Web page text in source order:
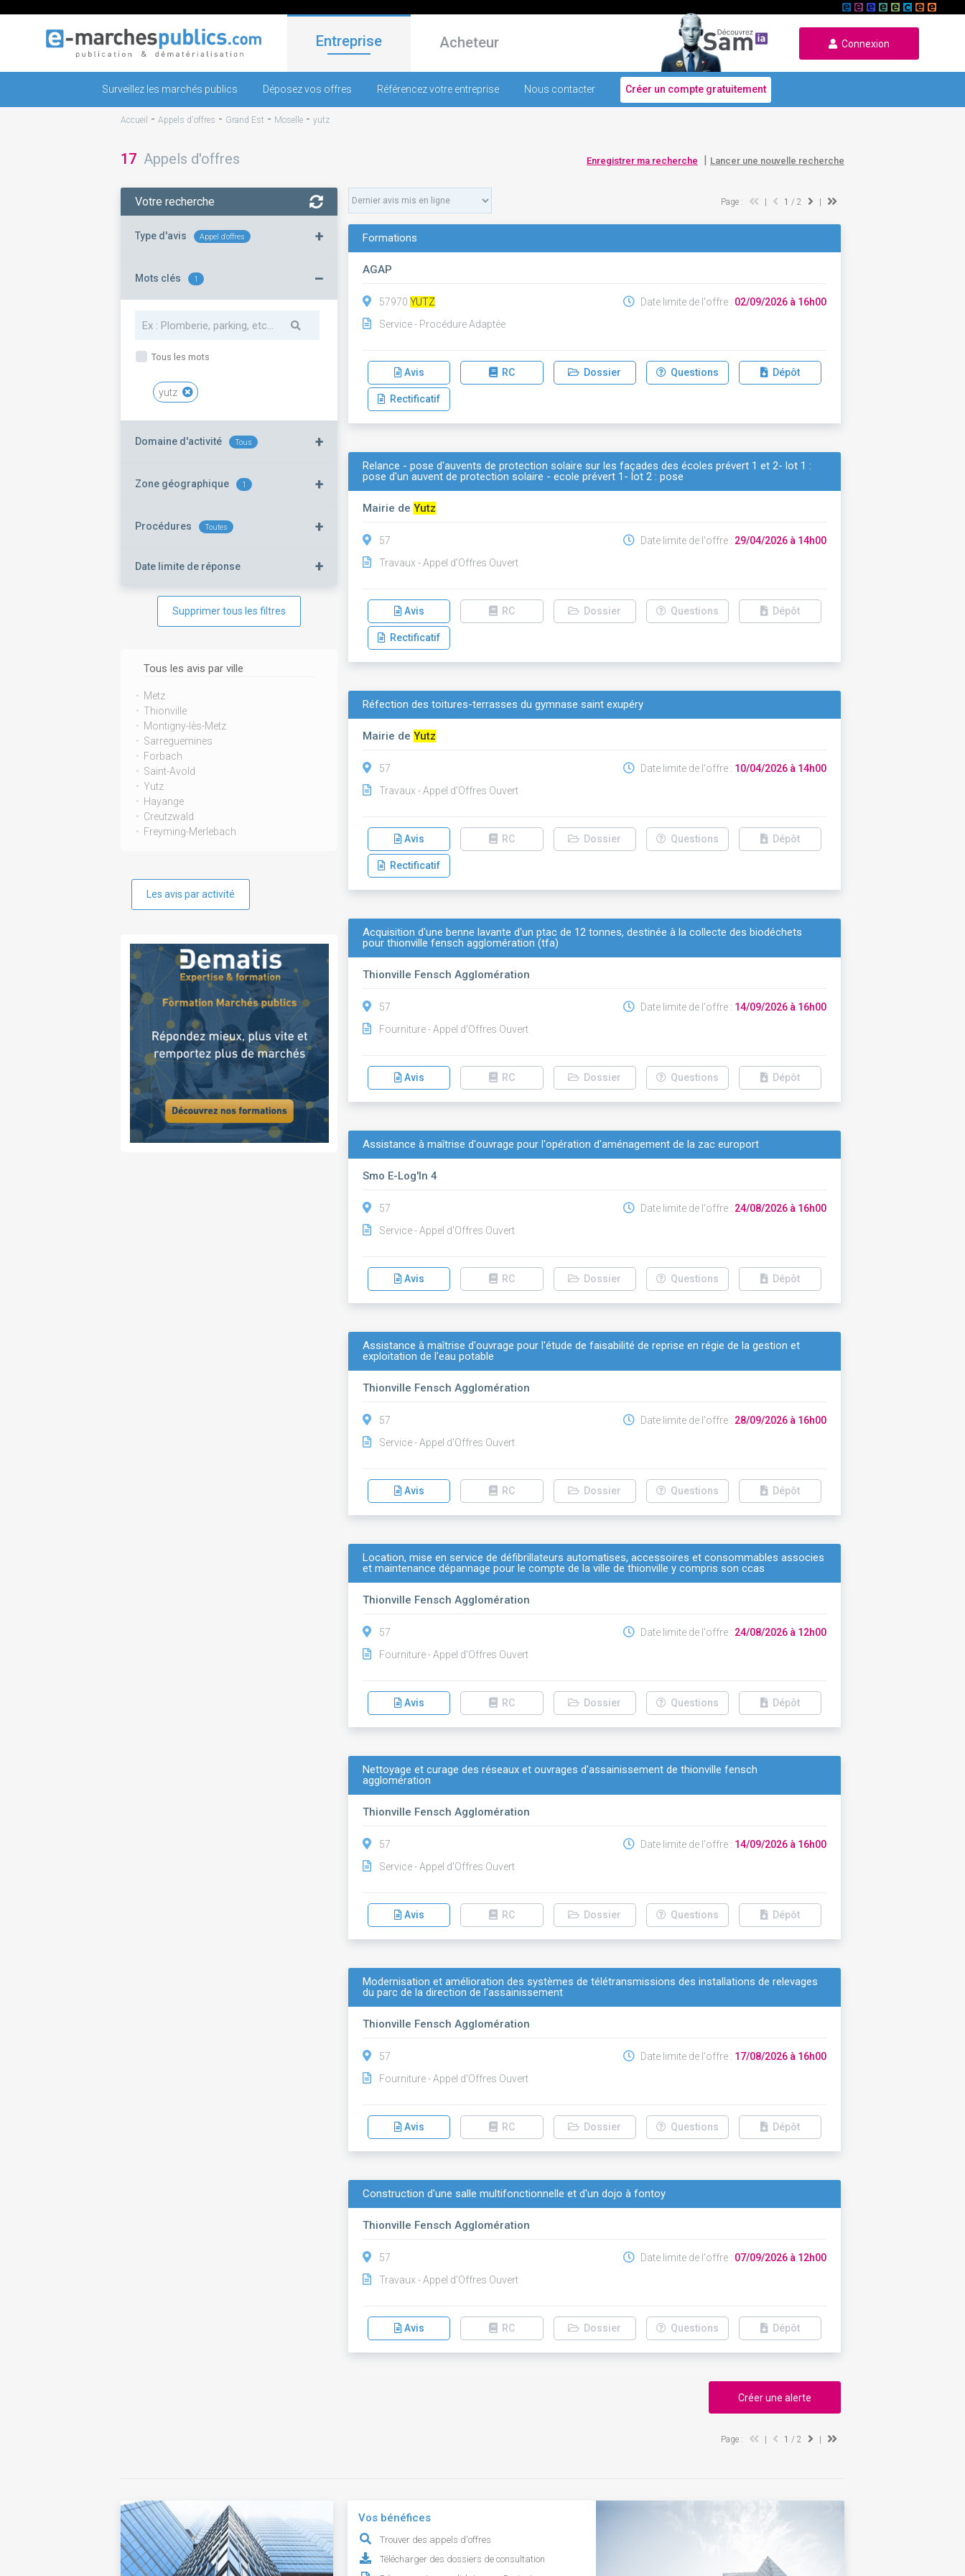
Entreprise Acheteur Connexion
Surveillez les marchés publics Déposez vos offres Référencez votre entreprise Nous contacter Créer un compte gratuitement
Accueil - Appels d'offres - Grand Est - Moselle - yutz
17 Appels d'offres Enregistrer ma recherche | Lancer une nouvelle recherche
Votre recherche
Type d'avis Appel d'offres +
Mots clés 1 –
Tous les mots
yutz
Domaine d'activité Tous +
Zone géographique 1 +
Procédures Toutes +
Date limite de réponse +
Supprimer tous les filtres
Tous les avis par ville
Metz
Thionville
Montigny-lès-Metz
Sarreguemines
Forbach
Saint-Avold
Yutz
Hayange
Creutzwald
Freyming-Merlebach
Les avis par activité
Page : 1 / 2
Formations
AGAP
57970YUTZ
Service - Procédure Adaptée
Date limite de l'offre : 02/09/2026 à 16h00
Avis RC Dossier Questions Dépôt
Rectificatif
Relance - pose d'auvents de protection solaire sur les façades des écoles prévert 1 et 2- lot 1 :
pose d'un auvent de protection solaire - ecole prévert 1- lot 2 : pose
Mairie deYutz
57
Travaux - Appel d'Offres Ouvert
Date limite de l'offre : 29/04/2026 à 14h00
Avis RC Dossier Questions Dépôt
Rectificatif
Réfection des toitures-terrasses du gymnase saint exupéry
Mairie deYutz
57
Travaux - Appel d'Offres Ouvert
Date limite de l'offre : 10/04/2026 à 14h00
Avis RC Dossier Questions Dépôt
Rectificatif
Acquisition d'une benne lavante d'un ptac de 12 tonnes, destinée à la collecte des biodéchets
pour thionville fensch agglomération (tfa)
Thionville Fensch Agglomération
57
Fourniture - Appel d'Offres Ouvert
Date limite de l'offre : 14/09/2026 à 16h00
Avis RC Dossier Questions Dépôt
Assistance à maîtrise d'ouvrage pour l'opération d'aménagement de la zac europort
Smo E-Log'In 4
57
Service - Appel d'Offres Ouvert
Date limite de l'offre : 24/08/2026 à 16h00
Avis RC Dossier Questions Dépôt
Assistance à maîtrise d'ouvrage pour l'étude de faisabilité de reprise en régie de la gestion et
exploitation de l'eau potable
Thionville Fensch Agglomération
57
Service - Appel d'Offres Ouvert
Date limite de l'offre : 28/09/2026 à 16h00
Avis RC Dossier Questions Dépôt
Location, mise en service de défibrillateurs automatises, accessoires et consommables associes
et maintenance dépannage pour le compte de la ville de thionville y compris son ccas
Thionville Fensch Agglomération
57
Fourniture - Appel d'Offres Ouvert
Date limite de l'offre : 24/08/2026 à 12h00
Avis RC Dossier Questions Dépôt
Nettoyage et curage des réseaux et ouvrages d'assainissement de thionville fensch
agglomération
Thionville Fensch Agglomération
57
Service - Appel d'Offres Ouvert
Date limite de l'offre : 14/09/2026 à 16h00
Avis RC Dossier Questions Dépôt
Modernisation et amélioration des systèmes de télétransmissions des installations de relevages
du parc de la direction de l'assainissement
Thionville Fensch Agglomération
57
Fourniture - Appel d'Offres Ouvert
Date limite de l'offre : 17/08/2026 à 16h00
Avis RC Dossier Questions Dépôt
Construction d'une salle multifonctionnelle et d'un dojo à fontoy
Thionville Fensch Agglomération
57
Travaux - Appel d'Offres Ouvert
Date limite de l'offre : 07/09/2026 à 12h00
Avis RC Dossier Questions Dépôt
Créer une alerte
Page : 1 / 2
Vos bénéfices
Trouver des appels d'offres
Télécharger des dossiers de consultation